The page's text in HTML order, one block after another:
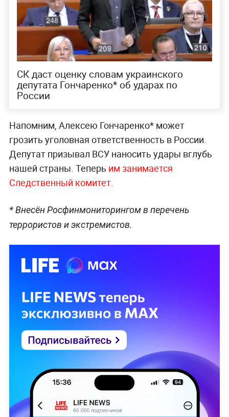
СК даст оценку словам украинского
депутата Гончаренко* об ударах по
России
Напомним, Алексею Гончаренко* может
грозить уголовная ответственность в России.
Депутат призывал ВСУ наносить удары вглубь
нашей страны. Теперь им занимается
Следственный комитет.
* Внесён Росфинмониторингом в перечень
террористов и экстремистов.